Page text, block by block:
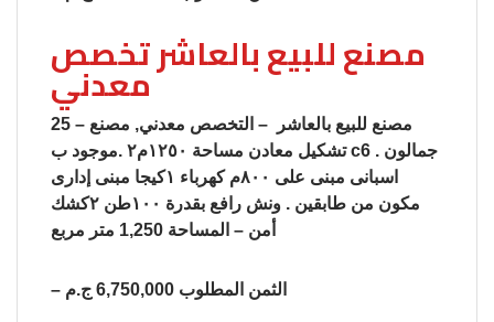
مصنع للبيع بالعاشر تخصص
معدني
25 – مصنع للبيع بالعاشر – التخصص معدني, مصنع
تشكيل معادن مساحة ١٢٥٠م٢ .موجود ب c6 . جمالون
اسبانى مبنى على ٨٠٠م كهرباء ١كيجا مبنى إدارى
مكون من طابقين . ونش رافع بقدرة ١٠٠طن ٢كشك
– الثمن المطلوب 6,750,000 ج.م